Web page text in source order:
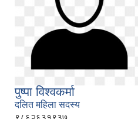
पुष्पा विश्वकर्मा
दलित महिला सदस्य